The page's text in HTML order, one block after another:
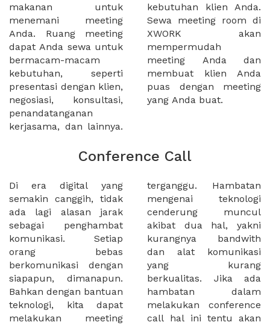
makanan untuk
menemani meeting
Anda. Ruang meeting
dapat Anda sewa untuk
bermacam-macam
kebutuhan, seperti
presentasi dengan klien,
negosiasi, konsultasi,
penandatanganan
kerjasama, dan lainnya.
kebutuhan klien Anda.
Sewa meeting room di
XWORK akan
mempermudah
meeting Anda dan
membuat klien Anda
puas dengan meeting
yang Anda buat.
Conference Call
Di era digital yang
semakin canggih, tidak
ada lagi alasan jarak
sebagai penghambat
komunikasi. Setiap
orang bebas
berkomunikasi dengan
siapapun, dimanapun.
Bahkan dengan bantuan
teknologi, kita dapat
melakukan meeting
terganggu. Hambatan
mengenai teknologi
cenderung muncul
akibat dua hal, yakni
kurangnya bandwith
dan alat komunikasi
yang kurang
berkualitas. Jika ada
hambatan dalam
melakukan conference
call hal ini tentu akan